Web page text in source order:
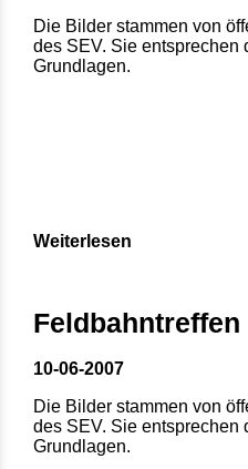
Die Bilder stammen von
des SEV. Sie entsprechen
Grundlagen.
Weiterlesen
Feldbahntreffen
10-06-2007
Die Bilder stammen von
des SEV. Sie entsprechen
Grundlagen.